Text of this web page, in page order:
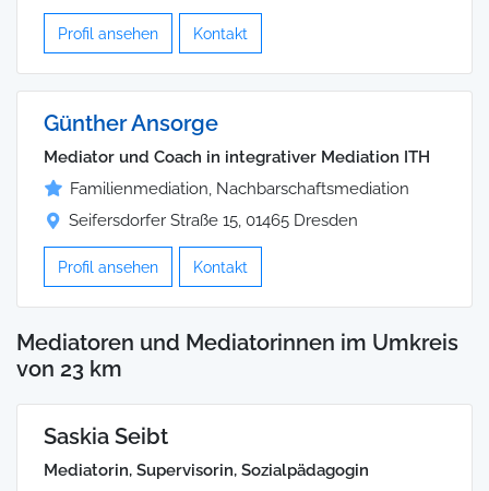
Profil ansehen Kontakt
Günther Ansorge
Mediator und Coach in integrativer Mediation ITH
Familienmediation, Nachbarschaftsmediation
Seifersdorfer Straße 15, 01465 Dresden
Profil ansehen Kontakt
Mediatoren und Mediatorinnen im Umkreis
von 23 km
Saskia Seibt
Mediatorin, Supervisorin, Sozialpädagogin